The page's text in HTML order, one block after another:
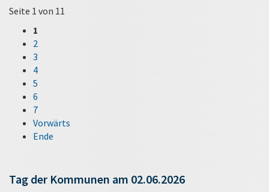
Seite 1 von 11
1
2
3
4
5
6
7
Vorwärts
Ende
Tag der Kommunen am 02.06.2026